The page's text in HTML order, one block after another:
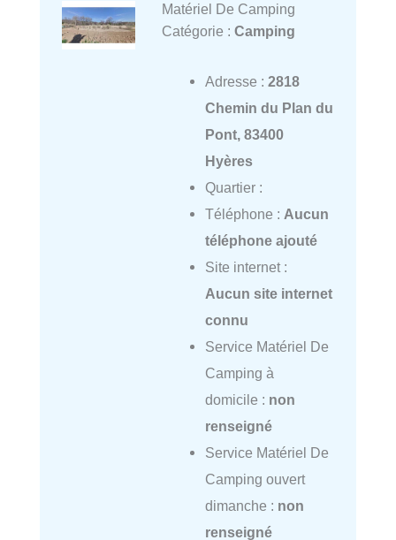
Matériel De Camping
Catégorie : Camping
Adresse : 2818
Chemin du Plan du
Pont, 83400
Hyères
Quartier :
Téléphone : Aucun
téléphone ajouté
Site internet :
Aucun site internet
connu
Service Matériel De
Camping à
domicile : non
renseigné
Service Matériel De
Camping ouvert
dimanche : non
renseigné